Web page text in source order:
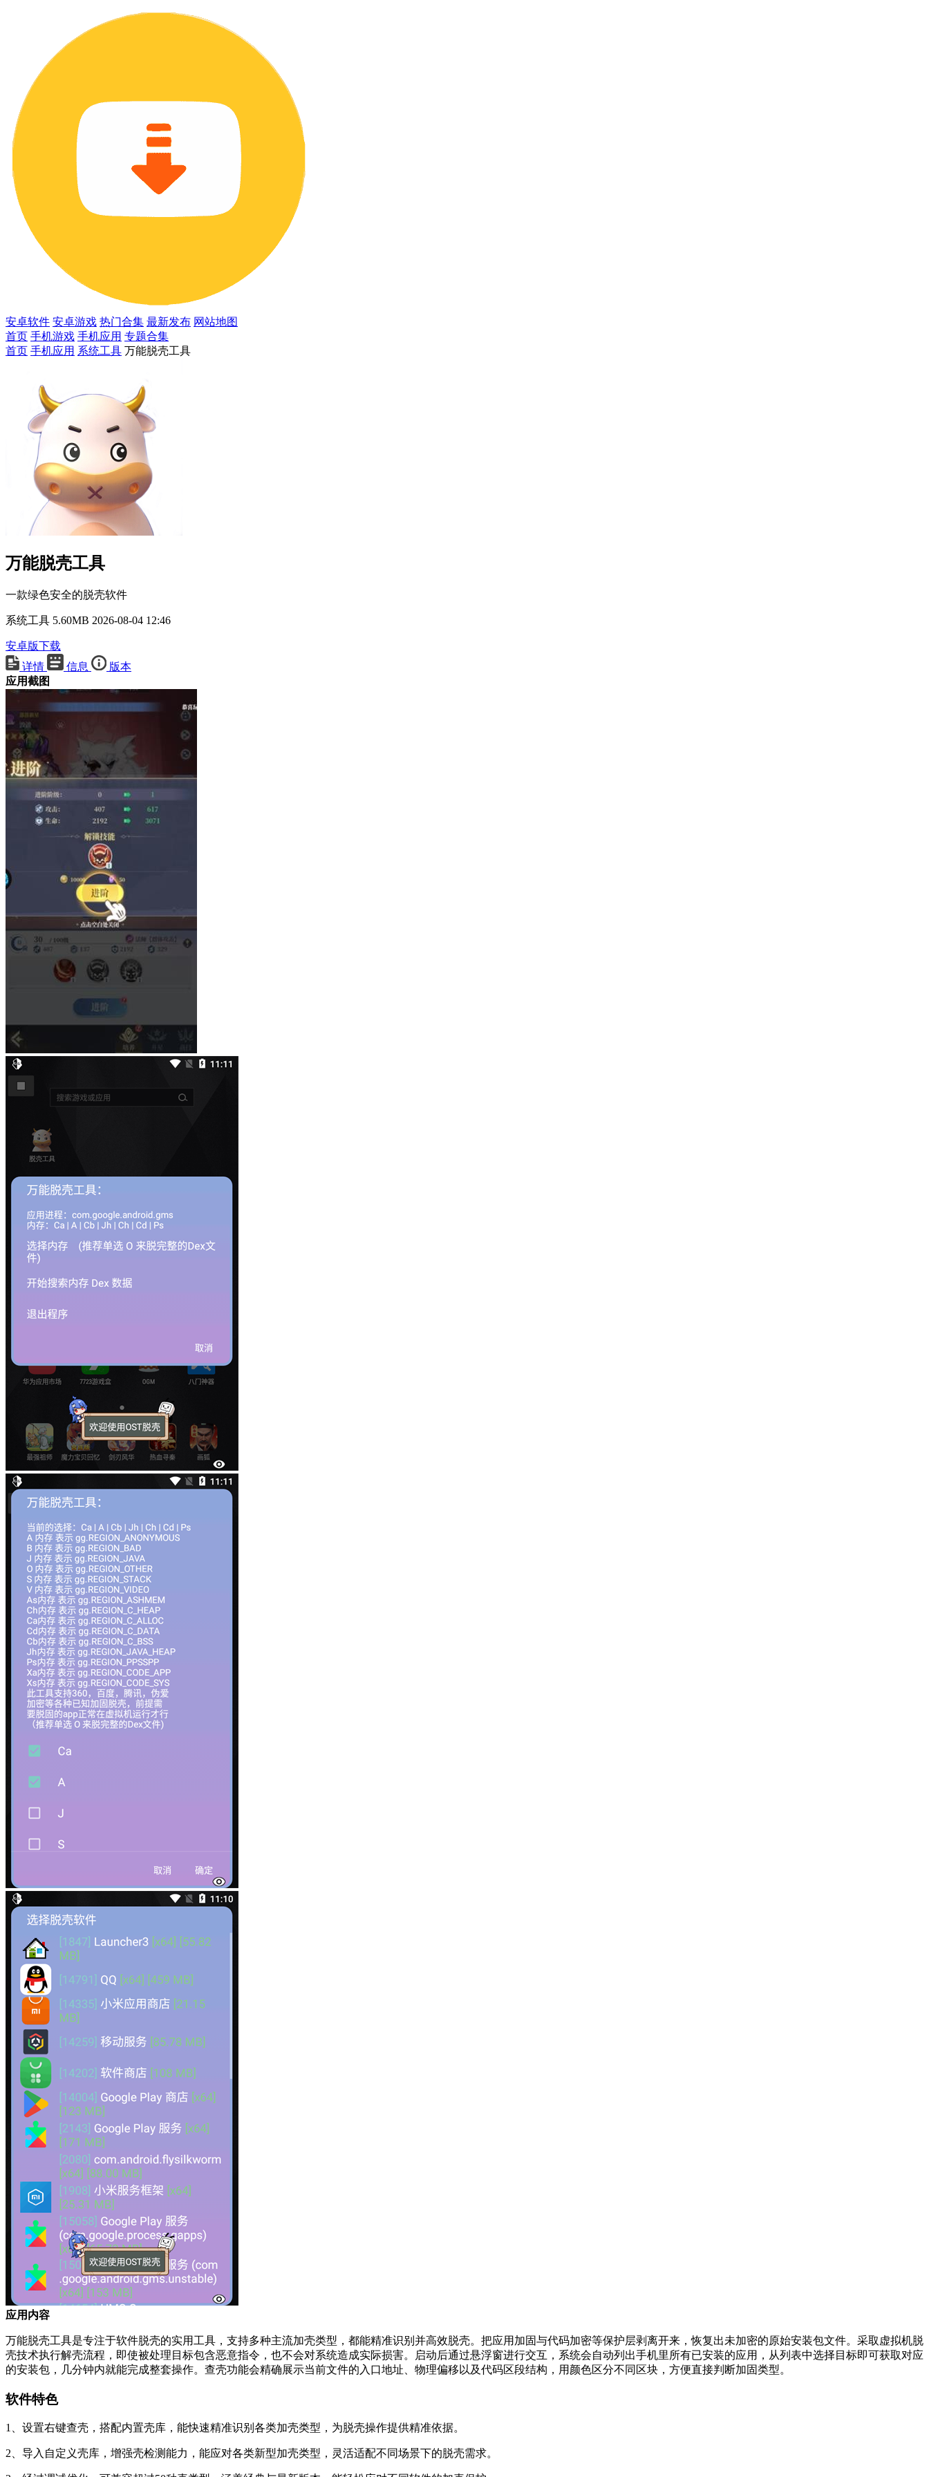
安卓软件 安卓游戏 热门合集 最新发布 网站地图
首页 手机游戏 手机应用 专题合集
首页 手机应用 系统工具 万能脱壳工具
万能脱壳工具
一款绿色安全的脱壳软件
系统工具 5.60MB 2026-08-04 12:46
安卓版下载
详情
信息
版本
应用截图
应用内容
万能脱壳工具是专注于软件脱壳的实用工具，支持多种主流加壳类型，都能精准识别并高效脱壳。把应用加固与代码加密等保护层剥离开来，恢复出未加密的原始安装包文件。采取虚拟机脱
壳技术执行解壳流程，即使被处理目标包含恶意指令，也不会对系统造成实际损害。启动后通过悬浮窗进行交互，系统会自动列出手机里所有已安装的应用，从列表中选择目标即可获取对应
的安装包，几分钟内就能完成整套操作。查壳功能会精确展示当前文件的入口地址、物理偏移以及代码区段结构，用颜色区分不同区块，方便直接判断加固类型。
软件特色
1、设置右键查壳，搭配内置壳库，能快速精准识别各类加壳类型，为脱壳操作提供精准依据。
2、导入自定义壳库，增强壳检测能力，能应对各类新型加壳类型，灵活适配不同场景下的脱壳需求。